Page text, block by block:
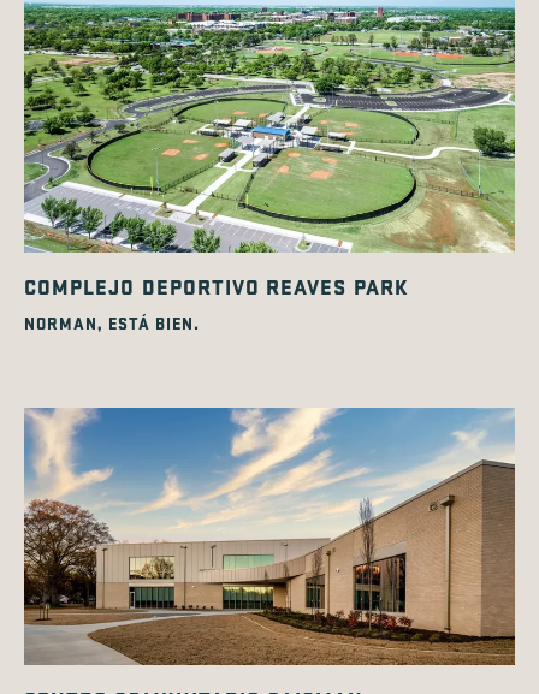
COMPLEJO DEPORTIVO REAVES PARK
NORMAN, ESTÁ BIEN.